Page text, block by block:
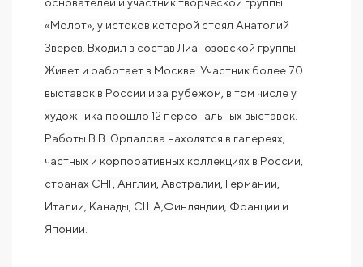
«Молот», у истоков которой стоял Анатолий
Зверев. Входил в состав Лианозовской группы.
Живет и работает в Москве. Участник более 70
выставок в России и за рубежом, в том числе у
художника прошло 12 персональных выставок.
Работы В.В.Юрпалова находятся в галереях,
частных и корпоративных коллекциях в России,
странах СНГ, Англии, Австралии, Германии,
Италии, Канады, США,Финляндии, Франции и
Японии.